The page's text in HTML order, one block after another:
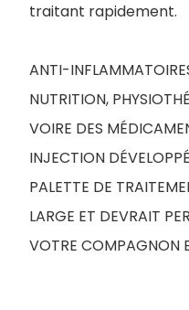
traitant rapidement.
ANTI-
NUTRITION,
VOIRE DES
INJECTION
PALETTE DE
LARGE ET DEVRAIT
VOTRE COMPAGNON